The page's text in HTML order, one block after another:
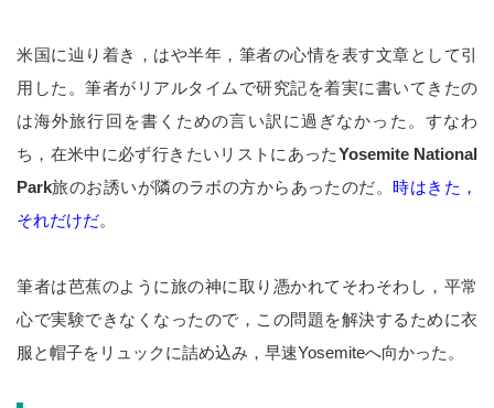
米国に辿り着き，はや半年，筆者の心情を表す文章として引
用した。筆者がリアルタイムで研究記を着実に書いてきたの
は海外旅行回を書くための言い訳に過ぎなかった。すなわ
ち，在米中に必ず行きたいリストにあったYosemite National
Park旅のお誘いが隣のラボの方からあったのだ。時はきた，
それだけだ。
筆者は芭蕉のように旅の神に取り憑かれてそわそわし，平常
心で実験できなくなったので，この問題を解決するために衣
服と帽子をリュックに詰め込み，早速Yosemiteへ向かった。